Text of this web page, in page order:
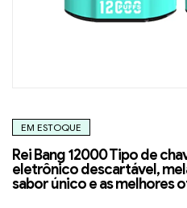
EM ESTOQUE
Rei Bang 12000 Tipo de
eletrônico descartável,
sabor único e as melhores